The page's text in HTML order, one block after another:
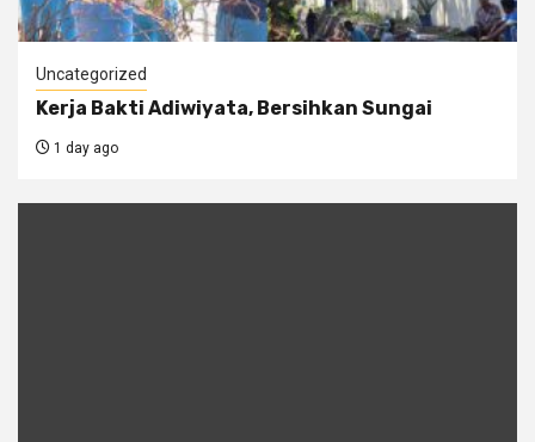
Uncategorized
Kerja Bakti Adiwiyata, Bersihkan Sungai
1 day ago